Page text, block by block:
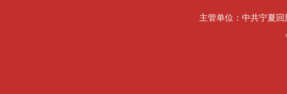
主管单位：中共宁夏回